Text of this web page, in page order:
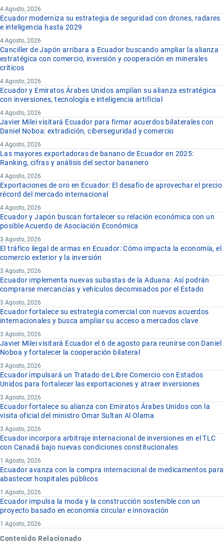
4 Agosto, 2026
Ecuador moderniza su estrategia de seguridad con drones, radares
e inteligencia hasta 2029
4 Agosto, 2026
Canciller de Japón arribara a Ecuador buscando ampliar la alianza
estratégica con comercio, inversión y cooperación en minerales
críticos
4 Agosto, 2026
Ecuador y Emiratos Árabes Unidos amplían su alianza estratégica
con inversiones, tecnología e inteligencia artificial
4 Agosto, 2026
Javier Milei visitará Ecuador para firmar acuerdos bilaterales con
Daniel Noboa: extradición, ciberseguridad y comercio
4 Agosto, 2026
Las mayores exportadoras de banano de Ecuador en 2025:
Ranking, cifras y análisis del sector bananero
4 Agosto, 2026
Exportaciones de oro en Ecuador: El desafío de aprovechar el precio
récord del mercado internacional
4 Agosto, 2026
Ecuador y Japón buscan fortalecer su relación económica con un
posible Acuerdo de Asociación Económica
3 Agosto, 2026
El tráfico ilegal de armas en Ecuador: Cómo impacta la economía, el
comercio exterior y la inversión
3 Agosto, 2026
Ecuador implementa nuevas subastas de la Aduana: Así podrán
comprarse mercancías y vehículos decomisados por el Estado
3 Agosto, 2026
Ecuador fortalece su estrategia comercial con nuevos acuerdos
internacionales y busca ampliar su acceso a mercados clave
3 Agosto, 2026
Javier Milei visitará Ecuador el 6 de agosto para reunirse con Daniel
Noboa y fortalecer la cooperación bilateral
3 Agosto, 2026
Ecuador impulsará un Tratado de Libre Comercio con Estados
Unidos para fortalecer las exportaciones y atraer inversiones
3 Agosto, 2026
Ecuador fortalece su alianza con Emiratos Árabes Unidos con la
visita oficial del ministro Omar Sultan Al Olama
3 Agosto, 2026
Ecuador incorpora arbitraje internacional de inversiones en el TLC
con Canadá bajo nuevas condiciones constitucionales
1 Agosto, 2026
Ecuador avanza con la compra internacional de medicamentos para
abastecer hospitales públicos
1 Agosto, 2026
Ecuador impulsa la moda y la construcción sostenible con un
proyecto basado en economía circular e innovación
1 Agosto, 2026
Contenido Relacionado